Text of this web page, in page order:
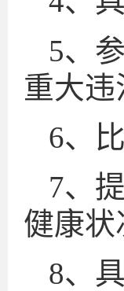
5、
重大违
6、
7、
健康
8、